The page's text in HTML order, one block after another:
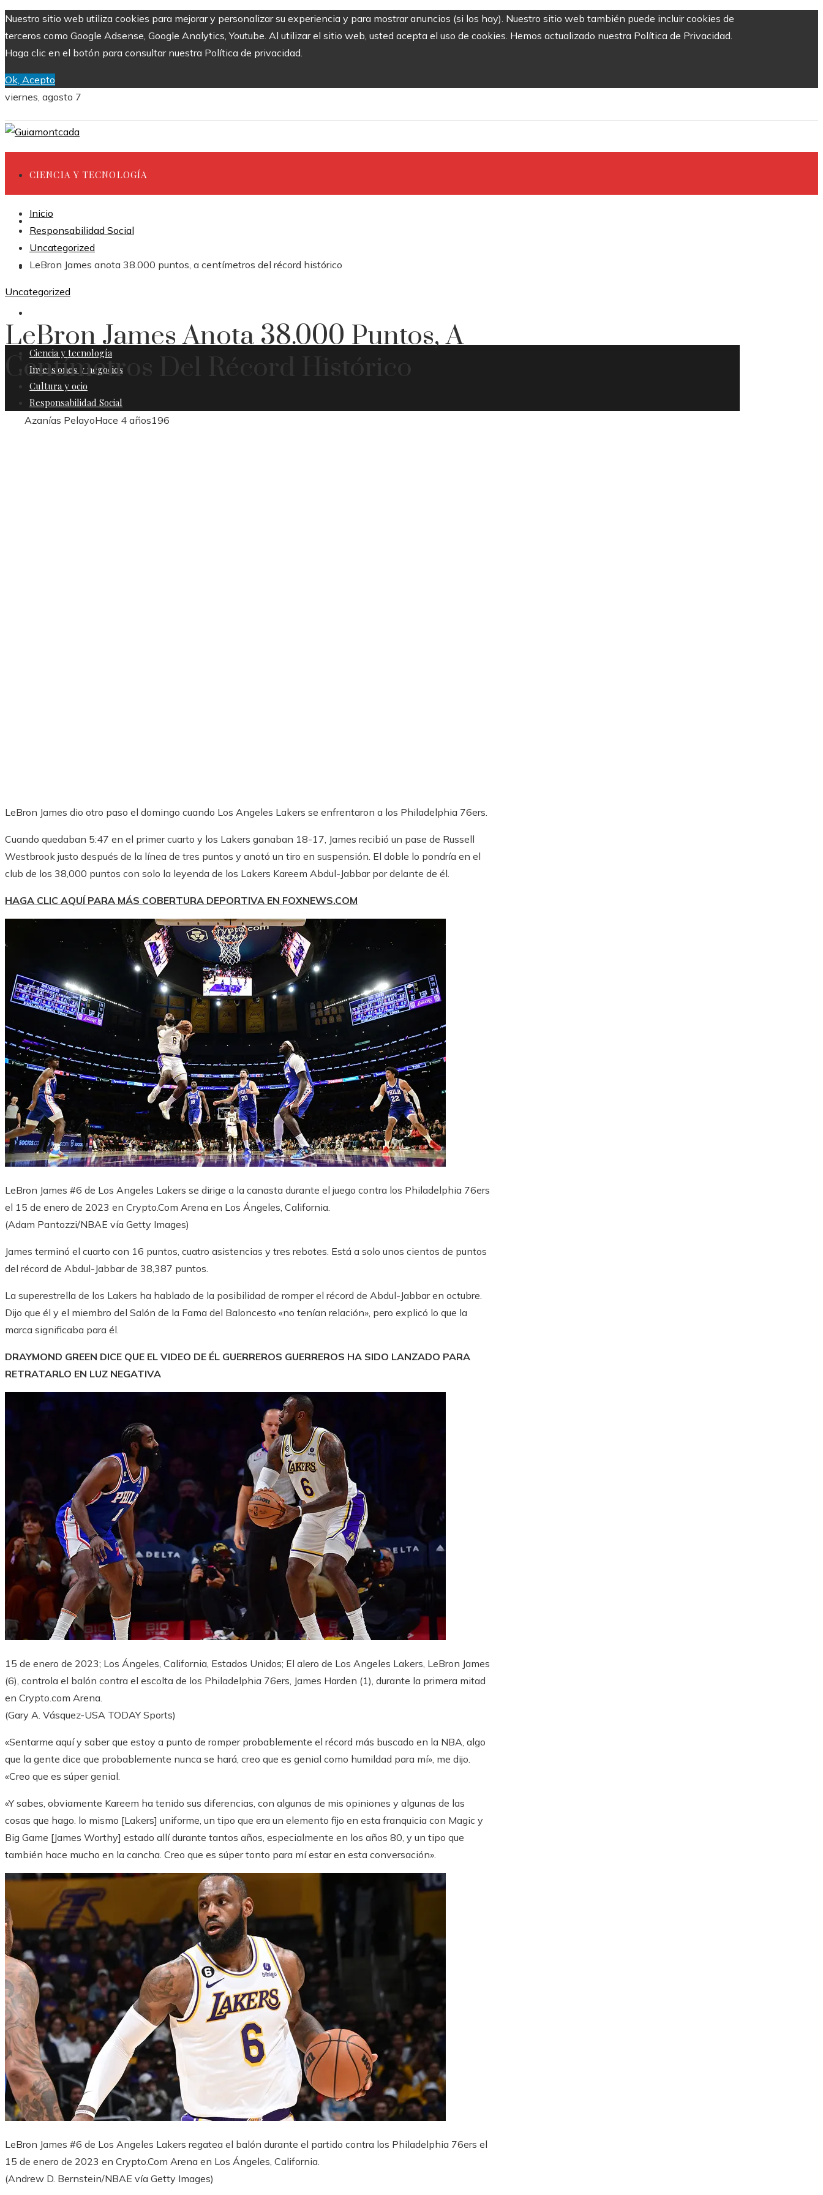
Nuestro sitio web utiliza cookies para mejorar y personalizar su experiencia y para mostrar anuncios (si los hay). Nuestro sitio web también puede incluir cookies de
terceros como Google Adsense, Google Analytics, Youtube. Al utilizar el sitio web, usted acepta el uso de cookies. Hemos actualizado nuestra Política de Privacidad.
Haga clic en el botón para consultar nuestra Política de privacidad.
Ok, Acepto
viernes, agosto 7
CIENCIA Y TECNOLOGÍA
INVERSIONES Y NEGOCIOS
CULTURA Y OCIO
Ciencia y tecnología
Inversiones y negocios
Cultura y ocio
Responsabilidad Social
Inicio
Responsabilidad Social
Uncategorized
LeBron James anota 38.000 puntos, a centímetros del récord histórico
Uncategorized
LeBron James Anota 38.000 Puntos, A
Centímetros Del Récord Histórico
Azanías PelayoHace 4 años196
LeBron James dio otro paso el domingo cuando Los Angeles Lakers se enfrentaron a los Philadelphia 76ers.
Cuando quedaban 5:47 en el primer cuarto y los Lakers ganaban 18-17, James recibió un pase de Russell
Westbrook justo después de la línea de tres puntos y anotó un tiro en suspensión. El doble lo pondría en el
club de los 38,000 puntos con solo la leyenda de los Lakers Kareem Abdul-Jabbar por delante de él.
HAGA CLIC AQUÍ PARA MÁS COBERTURA DEPORTIVA EN FOXNEWS.COM
LeBron James #6 de Los Angeles Lakers se dirige a la canasta durante el juego contra los Philadelphia 76ers
el 15 de enero de 2023 en Crypto.Com Arena en Los Ángeles, California.
(Adam Pantozzi/NBAE vía Getty Images)
James terminó el cuarto con 16 puntos, cuatro asistencias y tres rebotes. Está a solo unos cientos de puntos
del récord de Abdul-Jabbar de 38,387 puntos.
La superestrella de los Lakers ha hablado de la posibilidad de romper el récord de Abdul-Jabbar en octubre.
Dijo que él y el miembro del Salón de la Fama del Baloncesto «no tenían relación», pero explicó lo que la
marca significaba para él.
DRAYMOND GREEN DICE QUE EL VIDEO DE ÉL GUERREROS GUERREROS HA SIDO LANZADO PARA
RETRATARLO EN LUZ NEGATIVA
15 de enero de 2023; Los Ángeles, California, Estados Unidos; El alero de Los Angeles Lakers, LeBron James
(6), controla el balón contra el escolta de los Philadelphia 76ers, James Harden (1), durante la primera mitad
en Crypto.com Arena.
(Gary A. Vásquez-USA TODAY Sports)
«Sentarme aquí y saber que estoy a punto de romper probablemente el récord más buscado en la NBA, algo
que la gente dice que probablemente nunca se hará, creo que es genial como humildad para mí», me dijo.
«Creo que es súper genial.
«Y sabes, obviamente Kareem ha tenido sus diferencias, con algunas de mis opiniones y algunas de las
cosas que hago. lo mismo [Lakers] uniforme, un tipo que era un elemento fijo en esta franquicia con Magic y
Big Game [James Worthy] estado allí durante tantos años, especialmente en los años 80, y un tipo que
también hace mucho en la cancha. Creo que es súper tonto para mí estar en esta conversación».
LeBron James #6 de Los Angeles Lakers regatea el balón durante el partido contra los Philadelphia 76ers el
15 de enero de 2023 en Crypto.Com Arena en Los Ángeles, California.
(Andrew D. Bernstein/NBAE vía Getty Images)